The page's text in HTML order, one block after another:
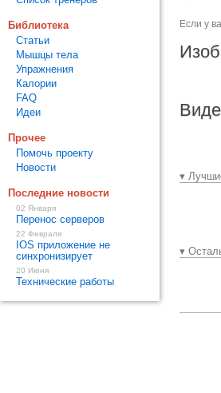
Если у
▾
▾
Библиотека
Статьи
Мышцы тела
Упражнения
Калории
FAQ
Идеи
Прочее
Помочь проекту
Новости
Последние новости
02 Января
Перенос серверов
22 Февраля
IOS приложение не
синхронизирует
20 Июня
Технические работы